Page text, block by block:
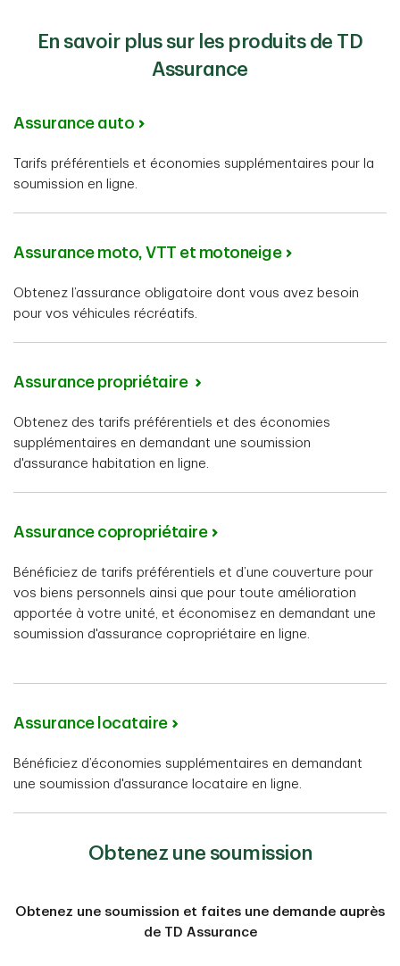
En savoir plus sur les produits de TD
Assurance
Assurance auto
Tarifs préférentiels et économies supplémentaires pour la
soumission en ligne.
Assurance moto, VTT et motoneige
Obtenez l’assurance obligatoire dont vous avez besoin
pour vos véhicules récréatifs.
Assurance propriétaire
Obtenez des tarifs préférentiels et des économies
supplémentaires en demandant une soumission
d'assurance habitation en ligne.
Assurance copropriétaire
Bénéficiez de tarifs préférentiels et d’une couverture pour
vos biens personnels ainsi que pour toute amélioration
apportée à votre unité, et économisez en demandant une
soumission d'assurance copropriétaire en ligne.
Assurance locataire
Bénéficiez d’économies supplémentaires en demandant
une soumission d'assurance locataire en ligne.
Obtenez une soumission
Obtenez une soumission et faites une demande auprès
de TD Assurance